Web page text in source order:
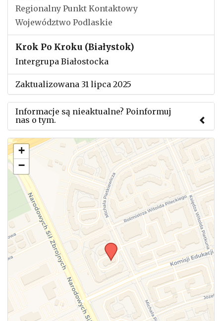
Regionalny Punkt Kontaktowy
Województwo Podlaskie
Krok Po Kroku (Białystok)
Intergrupa Białostocka
Zaktualizowana 31 lipca 2025
Informacje są nieaktualne? Poinformuj
nas o tym.
Użyj tego formularza aby przesłać informację o
zmianach w powyższym mityngu.
+
−